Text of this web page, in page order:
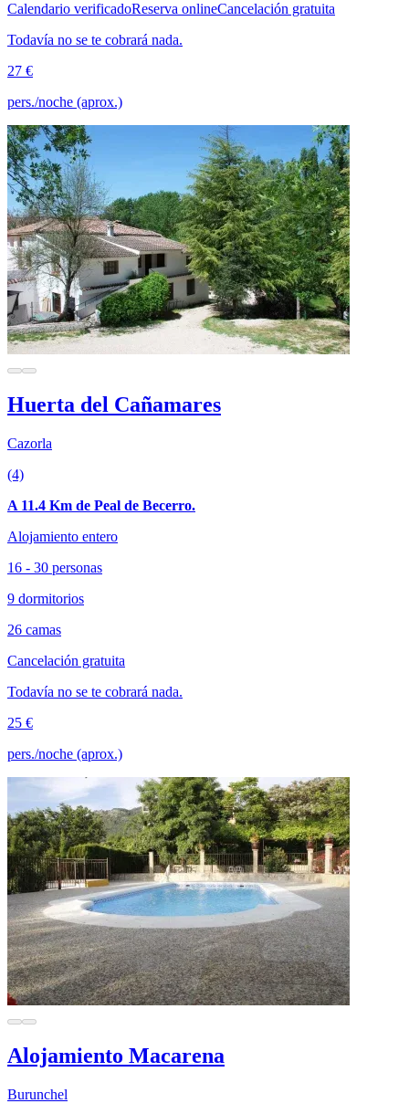
Calendario verificadoReserva onlineCancelación gratuita
Todavía no se te cobrará nada.
27 €
pers./noche (aprox.)
Huerta del Cañamares
Cazorla
(4)
A 11.4 Km de Peal de Becerro.
Alojamiento entero
16 - 30 personas
9 dormitorios
26 camas
Cancelación gratuita
Todavía no se te cobrará nada.
25 €
pers./noche (aprox.)
Alojamiento Macarena
Burunchel